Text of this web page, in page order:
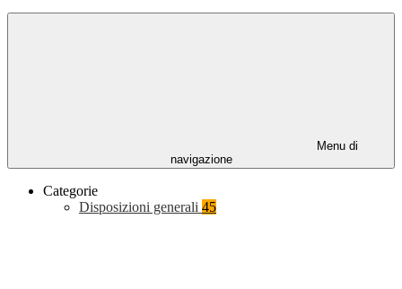
Menu di
navigazione
Categorie
Disposizioni generali 45